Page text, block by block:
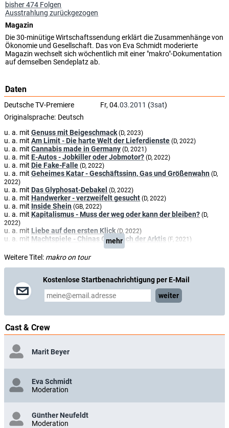
bisher 474 Folgen
Ausstrahlung zurückgezogen
Magazin
Die 30-minütige Wirtschaftssendung erklärt die Zusammenhänge von
Ökonomie und Gesellschaft. Das von Eva Schmidt moderierte
Magazin wechselt sich wöchentlich mit einer "makro"-Dokumentation
auf demselben Sendeplatz ab.
Daten
Deutsche TV-Premiere Fr, 04.03.2011 (3sat)
Originalsprache: Deutsch
u. a. mit Genuss mit Beigeschmack (D, 2023)
u. a. mit Am Limit - Die harte Welt der Lieferdienste (D, 2022)
u. a. mit Cannabis made in Germany (D, 2021)
u. a. mit E-Autos - Jobkiller oder Jobmotor? (D, 2022)
u. a. mit Die Fake-Falle (D, 2022)
u. a. mit Geheimes Katar - Geschäftssinn, Gas und Größenwahn (D,
2022)
u. a. mit Das Glyphosat-Debakel (D, 2022)
u. a. mit Handwerker - verzweifelt gesucht (D, 2022)
u. a. mit Inside Shein (GB, 2022)
u. a. mit Kapitalismus - Muss der weg oder kann der bleiben? (D,
2022)
u. a. mit Liebe auf den ersten Klick (D, 2022)
u. a. mit Machtspiele - Chinas Griff nach der Arktis (F, 2021)
New Work - Die Zukunft der Arbeit
u. a. mitPoker in Brüssel (D, 2021)
Rüstungsboom - Bomben, Panzer und Probleme
u. a. mit
Spieler, Zocker, Influencer (D, 2022)
u. a. mit This is TikTok - Stars und Hype in Hochkant (D, 2022)
u. a. mit Wie Autoreifen den Regenwald bedrohen (D, 2023)
Wohlstand ohne Wachstum - Geht das? (D, 2023)
mehr
Weitere Titel: makro on tour
Kostenlose Startbenachrichtigung per E-Mail
weiter
Cast & Crew
Marit Beyer
Eva Schmidt
Moderation
Günther Neufeldt
Moderation